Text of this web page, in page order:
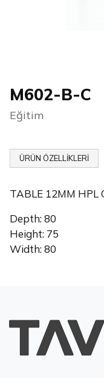
M602-B-C
Eğitim
ÜRÜN ÖZELLİKLERİ
TABLE 12MM HPL
Depth: 80
Height: 75
Width: 80